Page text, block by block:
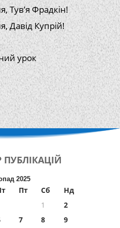
Тув’я Фрадкін!
Давід Купрій!
урок
ПУБЛІКАЦІЙ
2025
Пт Сб
Нд
1
2
7 8
9